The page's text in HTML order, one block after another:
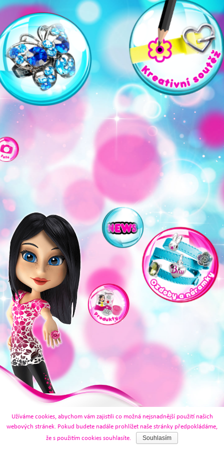
Užíváme cookies, abychom vám zajistili co možná nejsnadnější použití našich
webových stránek. Pokud budete nadále prohlížet naše stránky předpokládáme,
že s použitím cookies souhlasíte.
Souhlasím